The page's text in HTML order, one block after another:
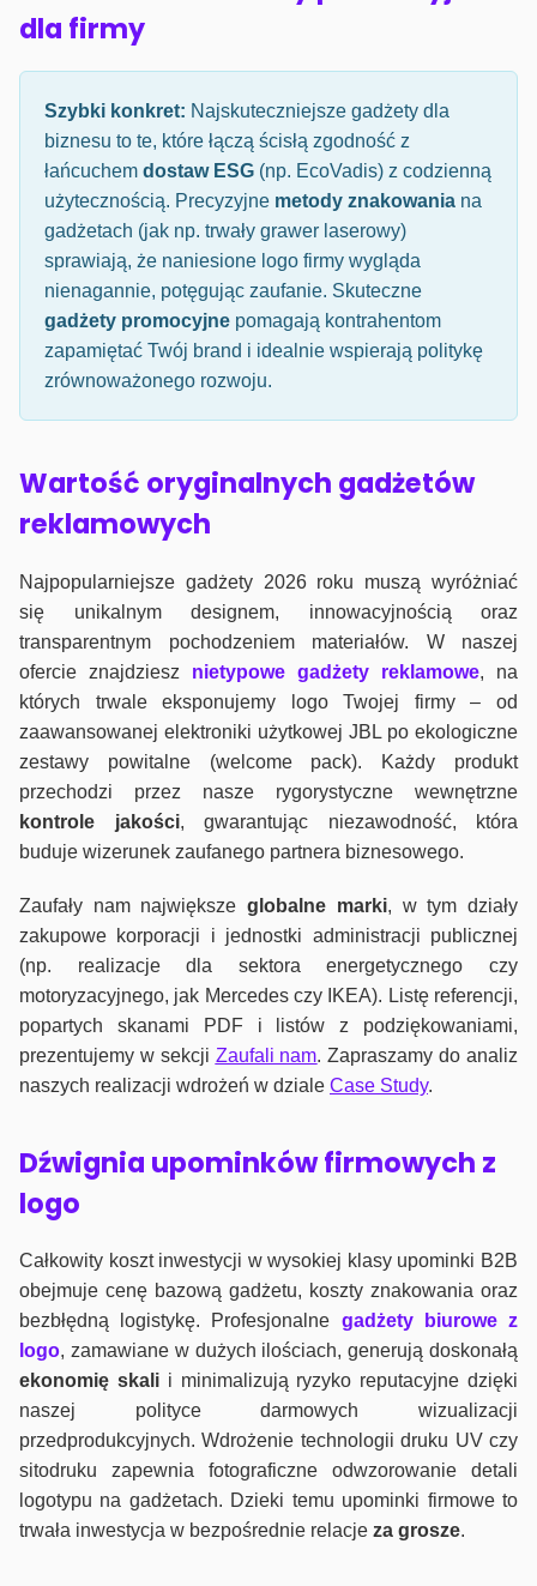
dla firmy
Szybki konkret: Najskuteczniejsze gadżety dla
biznesu to te, które łączą ścisłą zgodność z
łańcuchem dostaw ESG (np. EcoVadis) z codzienną
użytecznością. Precyzyjne metody znakowania na
gadżetach (jak np. trwały grawer laserowy)
sprawiają, że naniesione logo firmy wygląda
nienagannie, potęgując zaufanie. Skuteczne
gadżety promocyjne pomagają kontrahentom
zapamiętać Twój brand i idealnie wspierają politykę
zrównoważonego rozwoju.
Wartość oryginalnych gadżetów
reklamowych
Najpopularniejsze gadżety 2026 roku muszą wyróżniać
się unikalnym designem, innowacyjnością oraz
transparentnym pochodzeniem materiałów. W naszej
ofercie znajdziesz nietypowe gadżety reklamowe, na
których trwale eksponujemy logo Twojej firmy – od
zaawansowanej elektroniki użytkowej JBL po ekologiczne
zestawy powitalne (welcome pack). Każdy produkt
przechodzi przez nasze rygorystyczne wewnętrzne
kontrole jakości, gwarantując niezawodność, która
buduje wizerunek zaufanego partnera biznesowego.
Zaufały nam największeglobalne marki, w tym działy
zakupowe korporacji i jednostki administracji publicznej
(np. realizacje dla sektora energetycznego czy
motoryzacyjnego, jak Mercedes czy IKEA). Listę referencji,
popartych skanami PDF i listów z podziękowaniami,
prezentujemy w sekcji Zaufali nam. Zapraszamy do analiz
naszych realizacji wdrożeń w dziale Case Study.
Dźwignia upominków firmowych z
logo
Całkowity koszt inwestycji w wysokiej klasy upominki B2B
obejmuje cenę bazową gadżetu, koszty znakowania oraz
bezbłędną logistykę. Profesjonalne gadżety biurowe z
logo, zamawiane w dużych ilościach, generują doskonałą
ekonomię skalii minimalizują ryzyko reputacyjne dzięki
naszej polityce darmowych wizualizacji
przedprodukcyjnych. Wdrożenie technologii druku UV czy
sitodruku zapewnia fotograficzne odwzorowanie detali
logotypu na gadżetach. Dzieki temu upominki firmowe to
trwała inwestycja w bezpośrednie relacje za grosze.